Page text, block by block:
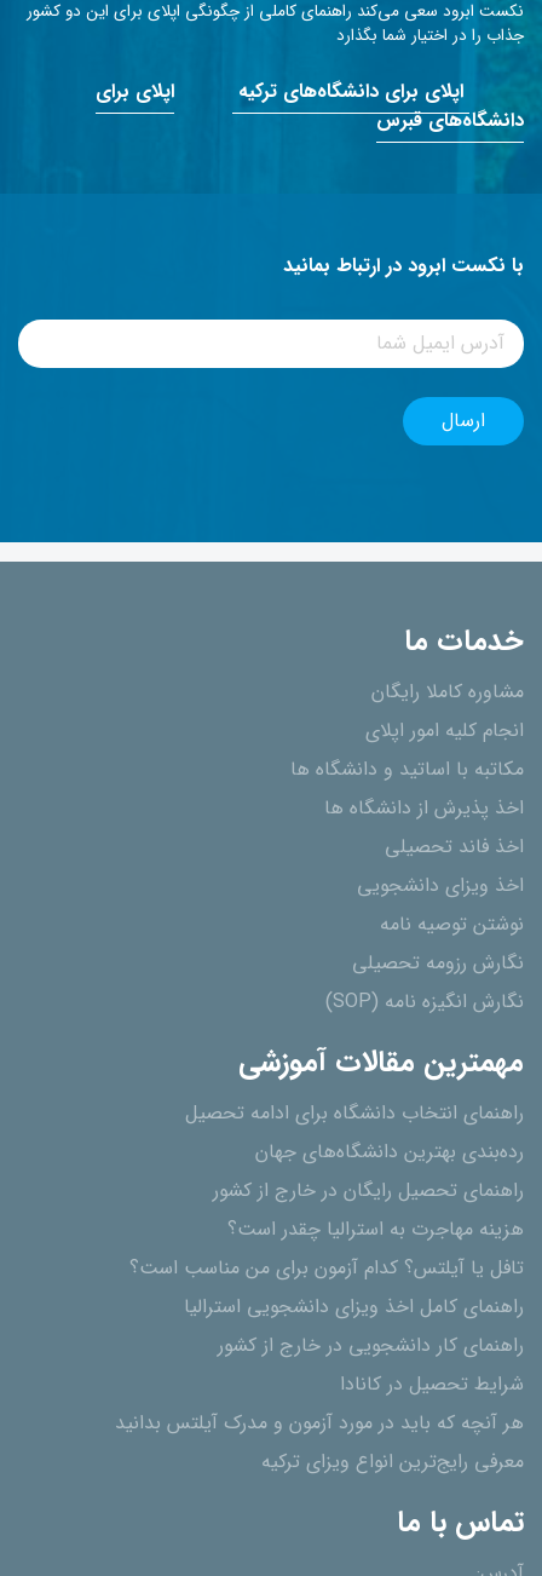
نکست ابرود سعی می‌کند راهنمای کاملی از چگونگی اپلای برای این دو کشور
جذاب را در اختیار شما بگذارد
اپلای برای دانشگاه‌های ترکیه
اپلای برای
دانشگاه‌های قبرس
با نکست ابرود در ارتباط بمانید
خدمات ما
مشاوره کاملا رایگان
انجام کلیه امور اپلای
مکاتبه با اساتید و دانشگاه ها
اخذ پذیرش از دانشگاه ھا
اخذ فاند تحصیلی
اخذ ویزای دانشجویی
نوشتن توصیه نامه
نگارش رزومه تحصیلی
نگارش انگیزه نامه (SOP)
مهمترین مقالات آموزشی
راهنمای انتخاب دانشگاه برای ادامه تحصیل
رده‌بندی بهترین دانشگاه‌های جهان
راهنمای تحصیل رایگان در خارج از کشور
هزینه مهاجرت به استرالیا چقدر است؟
تافل یا آیلتس؟ کدام آزمون برای من مناسب است؟
راهنمای کامل اخذ ویزای دانشجویی استرالیا
راهنمای کار دانشجویی در خارج از کشور
شرایط تحصیل در کانادا
هر آنچه که باید در مورد آزمون و مدرک آیلتس بدانید
معرفی رایج‌ترین انواع ویزای ترکیه
تماس با ما